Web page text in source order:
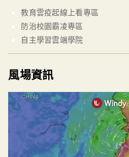
教育雲疫起線上看專區
防治校園霸凌專區
自主學習雲端學院
風場資訊